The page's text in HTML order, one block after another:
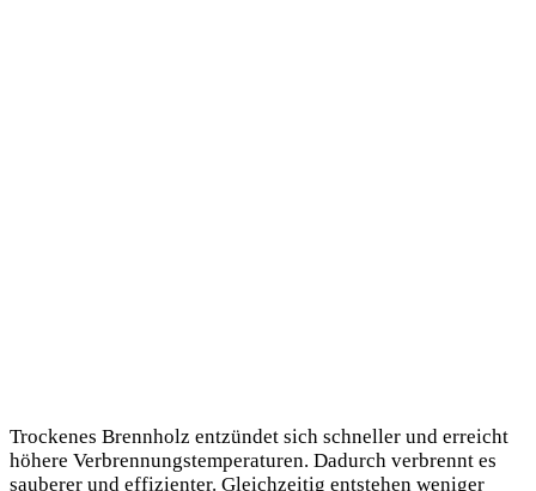
Trockenes Brennholz entzündet sich schneller und erreicht
höhere Verbrennungstemperaturen. Dadurch verbrennt es
sauberer und effizienter. Gleichzeitig entstehen weniger